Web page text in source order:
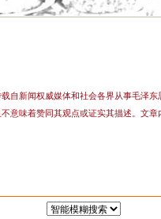
自新闻权威媒体和社会各界从事毛泽
意味着赞同其观点或证实其描述。文